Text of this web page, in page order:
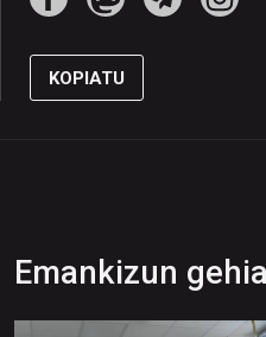
KOPIATU
Emankizun